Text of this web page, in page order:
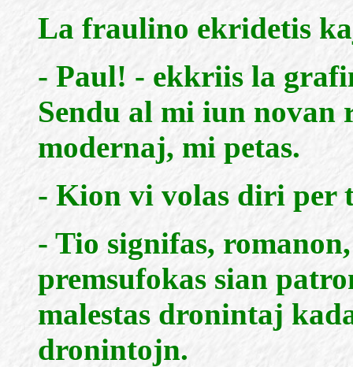
La fraulino ekridetis
- Paul! - ekkriis la
Sendu al mi iun novan
modernaj, mi petas.
- Kion vi volas diri per
- Tio signifas,
premsufokas sian
malestas dronintaj
dronintojn.